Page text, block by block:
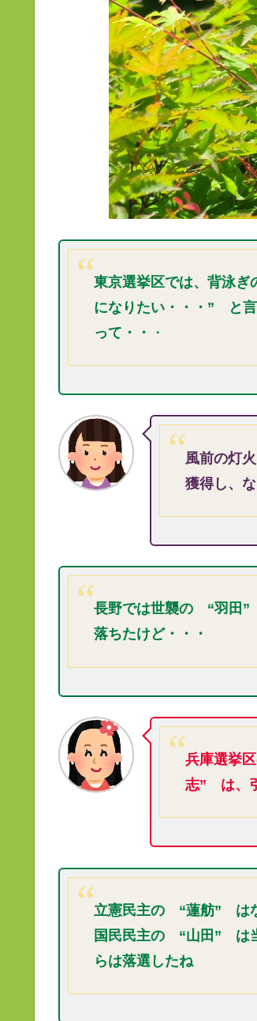
東京選挙区では、背泳
になりたい・・・” と
って・・
・
風前の灯
獲得し、
長野では世襲の “羽田
落ちたけど・・・
兵庫選挙
志” は、
立憲民主の “蓮舫” は
国民民主の “山田” は当
らは落選したね